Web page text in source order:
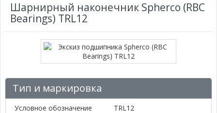
Шарнирный наконечник Spherco (RBC
Bearings) TRL12
Тип и маркировка
Условное обозначение TRL12